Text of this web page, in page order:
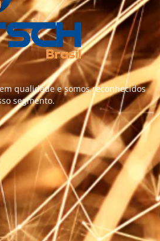
qualidade e somos reconhecidos
segmento.